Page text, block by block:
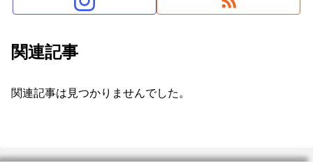
関連記事
関連記事は見つかりませんでした。